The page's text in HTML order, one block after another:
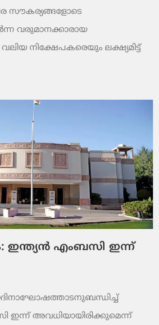
സൗകര്യങ്ങളോടെ
വരുമാനക്കാരായ
നിക്ഷേപകരെയും ലക്ഷ്യമിട്ട്
ഇന്ത്യൻ എംബസി ഇന്ന്
അവധിയായിരിക്കുമെന്ന്